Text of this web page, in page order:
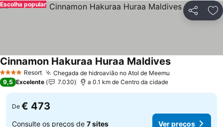
Partilhar
Escolha popular
4 EstrelasResort Chegada de hidroavião no Atol de Meemu
Cinnamon Hakuraa Huraa Maldives
9,5 Excelente 7.030 a 0.1 km de Centro da cidade
De € 473
Consulte os preços de 7 sites Ver preços